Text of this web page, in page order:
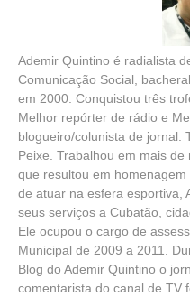
Ademir Quintino é radialista
Comunicação Social,
em 2000. Conquistou três
Melhor repórter de rádio e
blogueiro/colunista de jornal.
Peixe. Trabalhou em mais
que resultou em
de atuar na esfera esportiva,
seus serviços a Cubatão,
Ele ocupou o cargo de
Municipal de 2009 a 2011.
Blog do Ademir Quintino o
comentarista do canal de TV